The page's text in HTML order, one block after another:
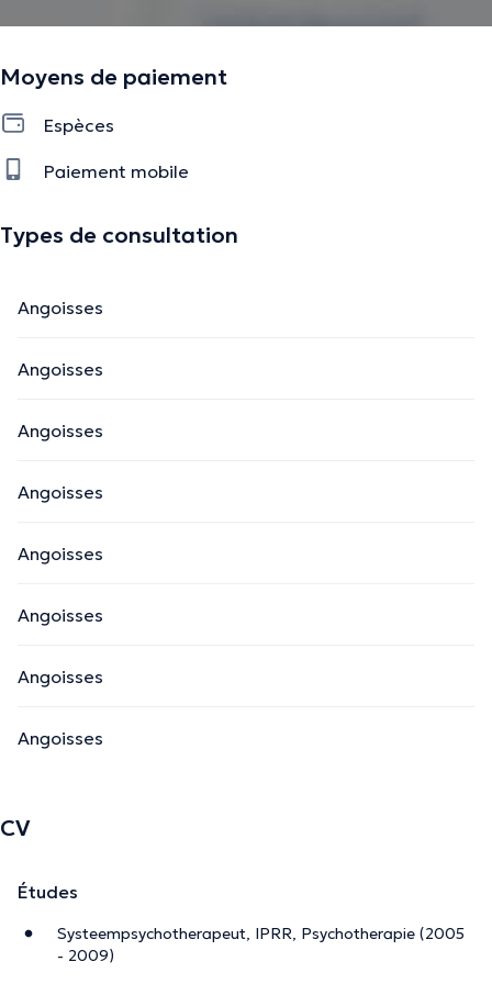
Moyens de paiement
Espèces
Paiement mobile
Types de consultation
Angoisses
Angoisses
Angoisses
Angoisses
Angoisses
Angoisses
Angoisses
Angoisses
CV
Études
Systeempsychotherapeut, IPRR, Psychotherapie (2005
- 2009)